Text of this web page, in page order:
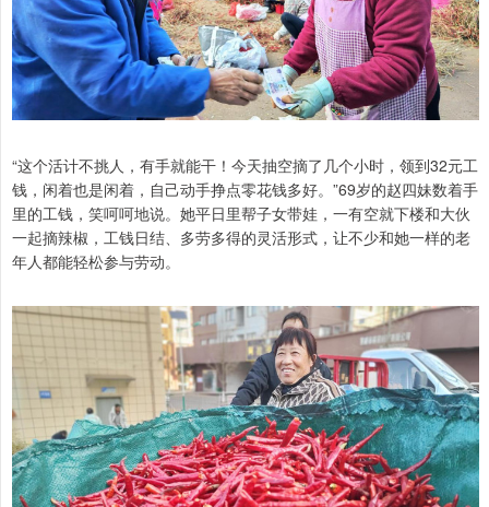
“这个活计不挑人，有手就能干！今天抽空摘了几个小时，领到32元工
钱，闲着也是闲着，自己动手挣点零花钱多好。”69岁的赵四妹数着手
里的工钱，笑呵呵地说。她平日里帮子女带娃，一有空就下楼和大伙
一起摘辣椒，工钱日结、多劳多得的灵活形式，让不少和她一样的老
年人都能轻松参与劳动。